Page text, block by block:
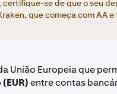
se de que o seu
que começa com AA
União Europeia que
(EUR)entre contas